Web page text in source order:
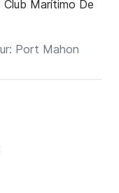
Club Marítimo De